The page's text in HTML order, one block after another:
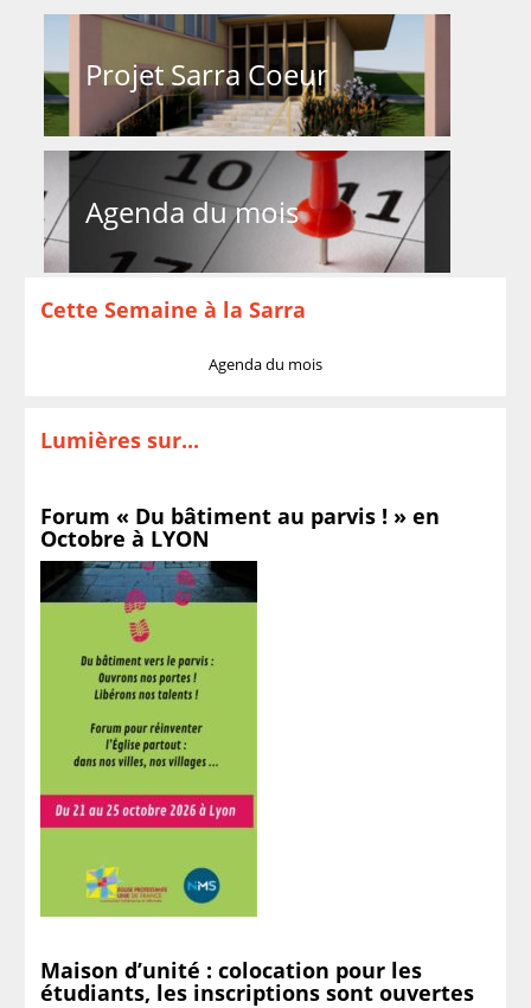
Projet Sarra Coeur
Agenda du mois
Cette Semaine à la Sarra
Agenda du mois
Lumières sur...
Forum « Du bâtiment au parvis ! » en
Octobre à LYON
Maison d’unité : colocation pour les
étudiants, les inscriptions sont ouvertes